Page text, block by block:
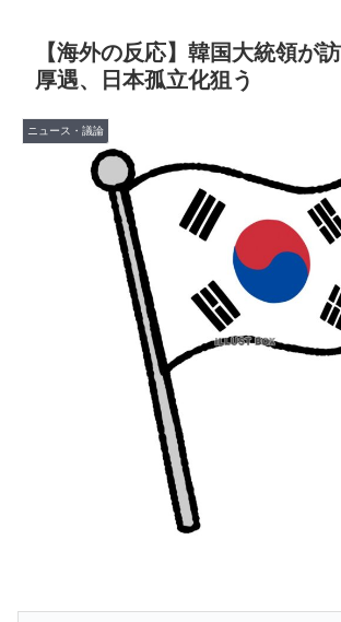
目指す」
▶ 【伝説の100得点、いまだ都市伝説扱い
▶ 「1個9,983キロカロリー、成人が4〜5
量」店名は『心臓発作グリル』、そこ
が起きた日
【MLB】化け物みたいな球を投げるク
転向させないのはなんで？ → 「100mと
い」「先発は2－3種類の一級品の変化
韓国人「日本メディアが大型台風13号
方面に向かって来ると予報！」→「予
【海外の反応】アルゼンチン協会、
支持を表明「隠す気もないんだなｗ」
外国人「日本の未来は安泰だ」16歳MF
ゴール！久保建英超え歴代2位の記録！
で海外絶賛！【海外の反応】
【海外の反応】韓国大統領が
厚遇、日本孤立化狙う
ニュース・議論